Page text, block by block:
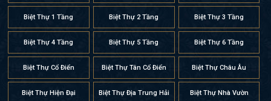
Biệt Thự 1 Tầng Biệt Thự 2 Tầng Biệt Thự 3 Tầng
Biệt Thự 4 Tầng Biệt Thự 5 Tầng Biệt Thự 6 Tầng
Biệt Thự Cổ Điển Biệt Thự Tân Cổ Điển Biệt Thự Châu Âu
Biệt Thự Hiện Đại Biệt Thự Địa Trung Hải Biệt Thự Nhà Vườn